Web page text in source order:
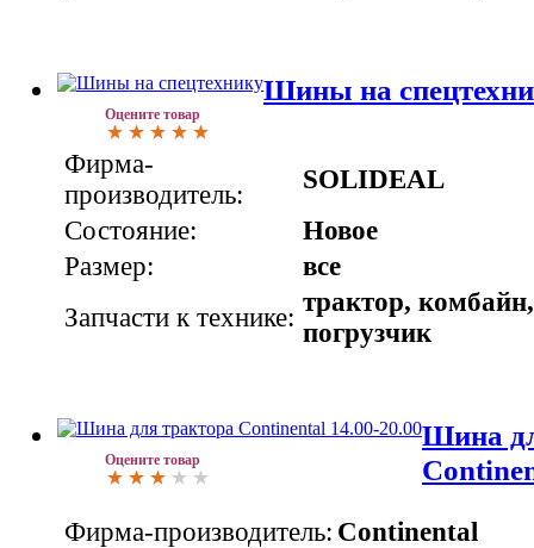
Оцените товар
Шины на
Фирма-
производитель:
SOLIDEAL
Состояние:
Новое
Размер:
все
Запчасти к технике:
трактор, комбайн,
погрузчик
Оцените товар
Шина
Фирма-производитель: Continental